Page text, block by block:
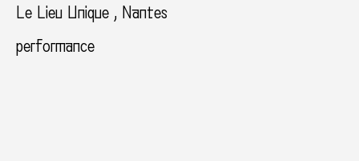
Le Lieu Unique
Nantes
performance